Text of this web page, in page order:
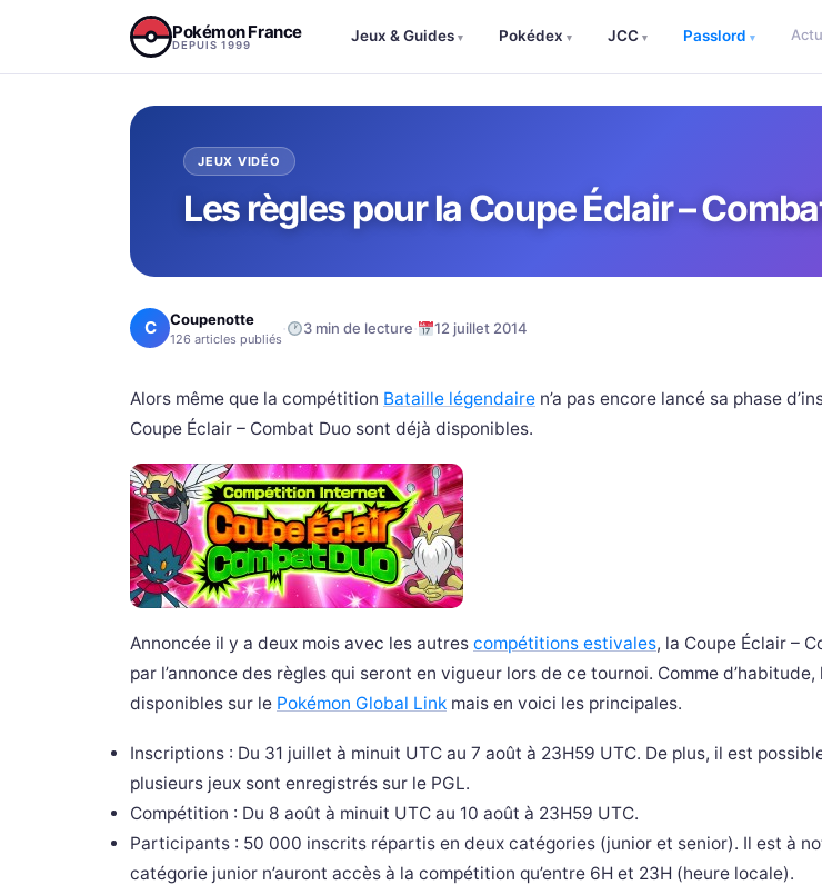
Pokémon France
DEPUIS 1999
Jeux & Guides ▾ Pokédex ▾ JCC ▾ Passlord ▾
JEUX VIDÉO
Les règles pour la Coupe Éclair –
C Coupenotte
126 articles publiés · 3 min de lecture· 12 juillet 2014
Alors même que la compétition Bataille légendaire n’a pas encore lancé sa phase
Coupe Éclair – Combat Duo sont déjà disponibles.
Annoncée il y a deux mois avec les autres compétitions estivales, la Coupe Éclair –
par l’annonce des règles qui seront en vigueur lors de ce tournoi. Comme
disponibles sur le Pokémon Global Link mais en voici les principales.
Inscriptions : Du 31 juillet à minuit UTC au 7 août à 23H59 UTC. De plus, il est
plusieurs jeux sont enregistrés sur le PGL.
Compétition : Du 8 août à minuit UTC au 10 août à 23H59 UTC.
Participants : 50 000 inscrits répartis en deux catégories (junior et senior). Il est à
catégorie junior n’auront accès à la compétition qu’entre 6H et 23H (heure locale).